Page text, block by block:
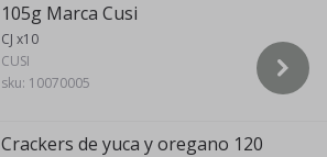
105g Marca Cusi
CJ x10
CUSI
sku: 10070005
Crackers de yuca y oregano 120